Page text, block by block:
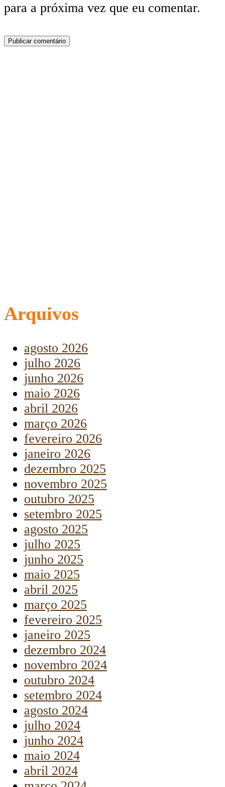
para a próxima vez que eu comentar.
Arquivos
agosto 2026
julho 2026
junho 2026
maio 2026
abril 2026
março 2026
fevereiro 2026
janeiro 2026
dezembro 2025
novembro 2025
outubro 2025
setembro 2025
agosto 2025
julho 2025
junho 2025
maio 2025
abril 2025
março 2025
fevereiro 2025
janeiro 2025
dezembro 2024
novembro 2024
outubro 2024
setembro 2024
agosto 2024
julho 2024
junho 2024
maio 2024
abril 2024